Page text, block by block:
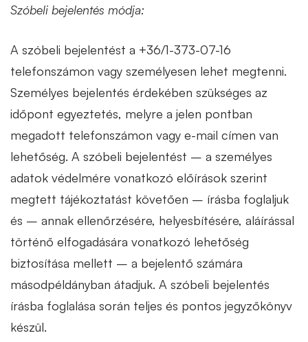
Szóbeli bejelentés módja:
A szóbeli bejelentést a +36/1-373-07-16
telefonszámon vagy személyesen lehet megtenni.
Személyes bejelentés érdekében szükséges az
időpont egyeztetés, melyre a jelen pontban
megadott telefonszámon vagy e-mail címen van
lehetőség. A szóbeli bejelentést – a személyes
adatok védelmére vonatkozó előírások szerint
megtett tájékoztatást követően – írásba foglaljuk
és – annak ellenőrzésére, helyesbítésére, aláírással
történő elfogadására vonatkozó lehetőség
biztosítása mellett – a bejelentő számára
másodpéldányban átadjuk. A szóbeli bejelentés
írásba foglalása során teljes és pontos jegyzőkönyv
készül.